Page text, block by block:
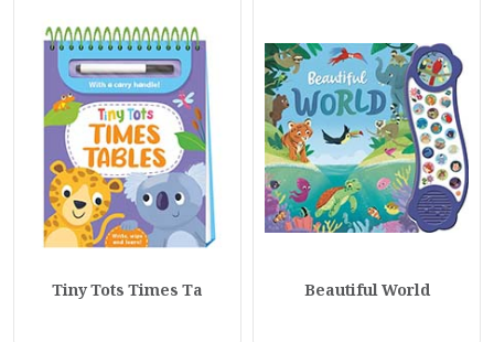
Beautiful World
Tiny Tots Times Ta